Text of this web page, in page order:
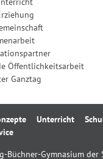
Öffentlichkeitsarbeit
Ganztag
Unterricht
Büchner-Gymnasium der